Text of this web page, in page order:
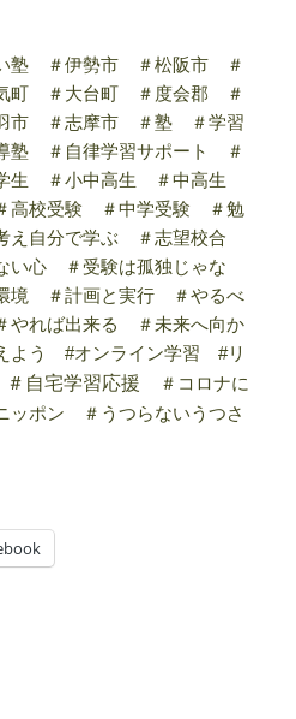
い塾 ＃伊勢市 ＃松阪市 ＃
町 ＃大台町 ＃度会郡 ＃
市 ＃志摩市 ＃塾 ＃学習
＃自律学習サポート ＃
生 ＃小中高生 ＃中高生
高校受験 ＃中学受験 ＃勉
え自分で学ぶ ＃志望校合
い心 ＃受験は孤独じゃな
境 ＃計画と実行 ＃やるべ
やれば出来る ＃未来へ向か
う #オンライン学習 #リ
＃自宅学習応援
＃コロナに
ッポン ＃うつらないうつさ